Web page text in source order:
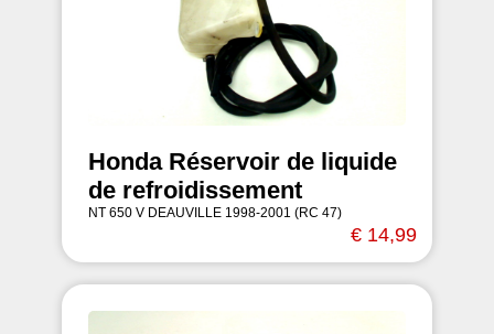
Honda Réservoir de liquide
de refroidissement
NT 650 V DEAUVILLE 1998-2001 (RC 47)
€ 14,99